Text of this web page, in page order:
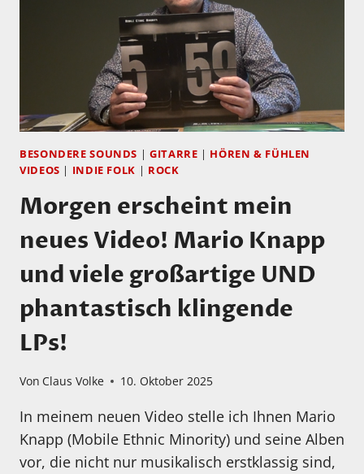
BESONDERE SOUNDS | GITARRE | HÖREN & FÜHLEN
VIDEOS | INDIE FOLK | ROCK
Morgen erscheint mein
neues Video! Mario Knapp
und viele großartige UND
phantastisch klingende
LPs!
Von Claus Volke 10. Oktober 2025
In meinem neuen Video stelle ich Ihnen Mario
Knapp (Mobile Ethnic Minority) und seine Alben
vor, die nicht nur musikalisch erstklassig sind,